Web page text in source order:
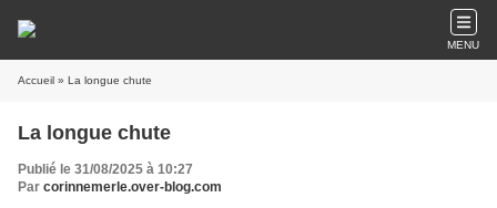
MENU
Accueil » La longue chute
La longue chute
Publié le 31/08/2025 à 10:27
Par corinnemerle.over-blog.com